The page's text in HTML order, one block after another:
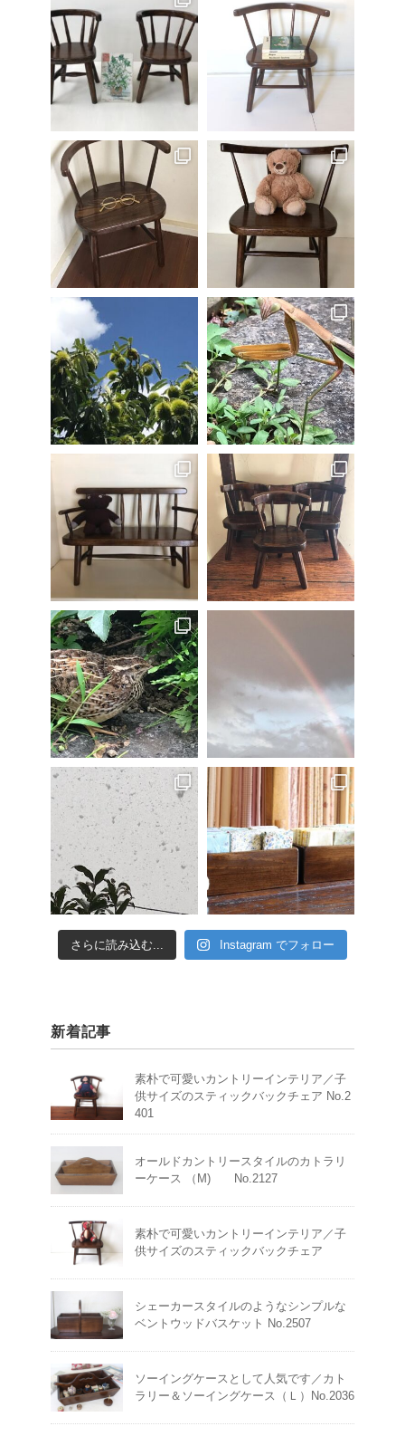
さらに読み込む... Instagram でフォロー
新着記事
素朴で可愛いカントリーインテリア／子
供サイズのスティックバックチェア No.2
401
オールドカントリースタイルのカトラリ
ーケース （M) No.2127
素朴で可愛いカントリーインテリア／子
供サイズのスティックバックチェア
シェーカースタイルのようなシンプルな
ベントウッドバスケット No.2507
ソーイングケースとして人気です／カト
ラリー＆ソーイングケース（Ｌ）No.2036